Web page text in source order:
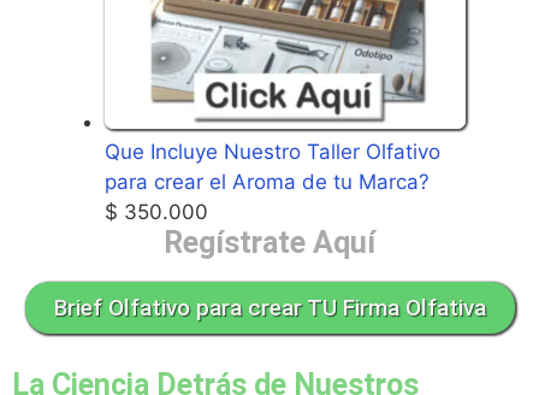
Que Incluye Nuestro Taller Olfativo
para crear el Aroma de tu Marca?
$ 350.000
Regístrate Aquí
Brief Olfativo para crear TU Firma Olfativa
La Ciencia Detrás de Nuestros